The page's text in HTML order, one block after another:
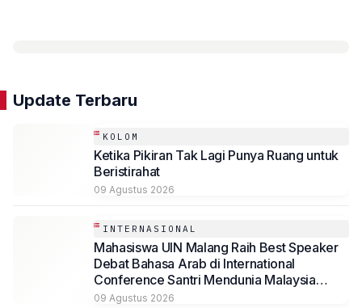
Update Terbaru
KOLOM
Ketika Pikiran Tak Lagi Punya Ruang untuk
Beristirahat
09 Agustus 2026
INTERNASIONAL
Mahasiswa UIN Malang Raih Best Speaker
Debat Bahasa Arab di International
Conference Santri Mendunia Malaysia
Batch 6
09 Agustus 2026